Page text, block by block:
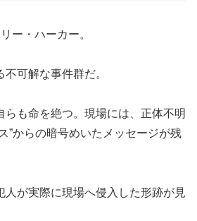
ー・ハーカー。
可解な事件群だ。
らも命を絶つ。現場には、正体不明
”からの暗号めいたメッセージが残
人が実際に現場へ侵入した形跡が見